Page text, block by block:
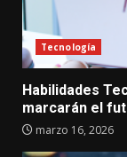
Tecnología
Habilidades
marcarán el
marzo 16, 2026